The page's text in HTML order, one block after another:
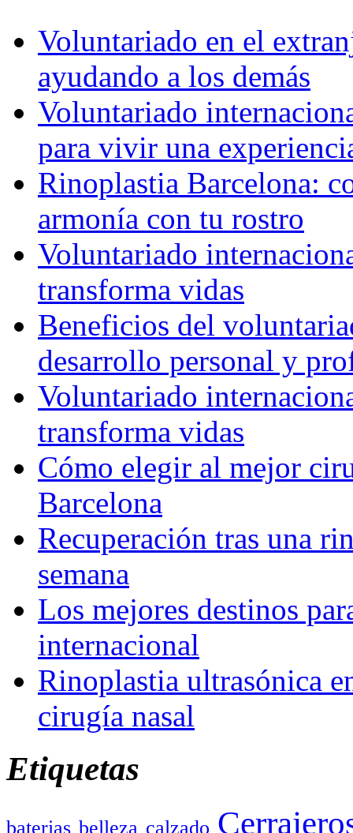
Voluntariado en el
ayudando a los demás
Voluntariado
para vivir una
Rinoplastia Barcelona:
armonía con tu rostro
Voluntariado
transforma vidas
Beneficios del
desarrollo personal y
Voluntariado
transforma vidas
Cómo elegir al mejor
Barcelona
Recuperación tras una
semana
Los mejores destinos
internacional
Rinoplastia ultrasónica
cirugía nasal
Etiquetas
baterias belleza calzado